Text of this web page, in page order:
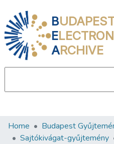
B
E
ARCHIVE
Communities & Collections
Home Budapest
Sajtókivágat-gyűjtemény